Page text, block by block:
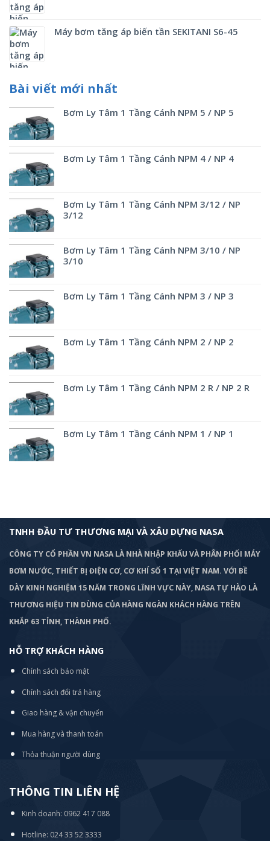
Máy bơm tăng áp biến tần SEKITANI S6-45
Bài viết mới nhất
Bơm Ly Tâm 1 Tầng Cánh NPM 5 / NP 5
Bơm Ly Tâm 1 Tầng Cánh NPM 4 / NP 4
Bơm Ly Tâm 1 Tầng Cánh NPM 3/12 / NP
3/12
Bơm Ly Tâm 1 Tầng Cánh NPM 3/10 / NP
3/10
Bơm Ly Tâm 1 Tầng Cánh NPM 3 / NP 3
Bơm Ly Tâm 1 Tầng Cánh NPM 2 / NP 2
Bơm Ly Tâm 1 Tầng Cánh NPM 2 R / NP 2 R
Bơm Ly Tâm 1 Tầng Cánh NPM 1 / NP 1
TNHH ĐẦU TƯ THƯƠNG MẠI VÀ XÂU DỰNG NASA
CÔNG TY CỔ PHẦN VN NASA LÀ NHÀ NHẬP KHẨU VÀ PHÂN PHỐI MÁY
BƠM NƯỚC, THIẾT BỊ ĐIỆN CƠ, CƠ KHÍ SỐ 1 TẠI VIỆT NAM. VỚI BỀ
DÀY KINH NGHIỆM 15 NĂM TRONG LĨNH VỰC NÀY, NASA TỰ HÀO LÀ
THƯƠNG HIỆU TIN DÙNG CỦA HÀNG NGÀN KHÁCH HÀNG TRÊN
KHẮP 63 TỈNH, THÀNH PHỐ.
HỖ TRỢ KHÁCH HÀNG
Chính sách bảo mật
Chính sách đổi trả hàng
Giao hàng & vận chuyển
Mua hàng và thanh toán
Thỏa thuận người dùng
THÔNG TIN LIÊN HỆ
Kinh doanh: 0962 417 088
Hotline: 024 33 52 3333